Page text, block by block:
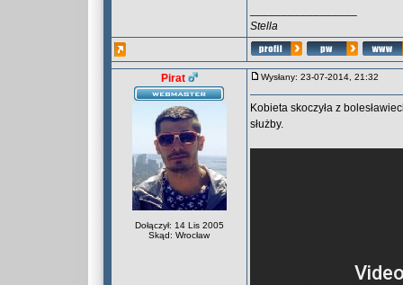
Stella
Pirat
Dołączył: 14 Lis 2005
Skąd: Wrocław
Wysłany: 23-07-2014, 21:32
Kobieta skoczyła z
służby.